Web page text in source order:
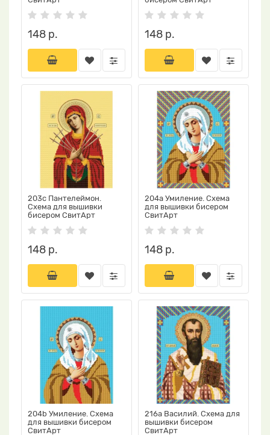
148 р. 148 р.
203c Пантелеймон.
Схема для вышивки
бисером СвитАрт
148 р.
204a Умиление. Схема
для вышивки бисером
СвитАрт
148 р.
204b Умиление. Схема
для вышивки бисером
СвитАрт
216a Василий. Схема для
вышивки бисером
СвитАрт